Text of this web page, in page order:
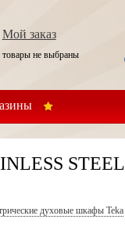
Мой заказ
товары не выбраны
STEEL
духовые шкафы Teka